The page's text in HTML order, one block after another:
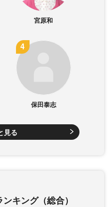
宮原和
保田泰志
見る
キング（総合）